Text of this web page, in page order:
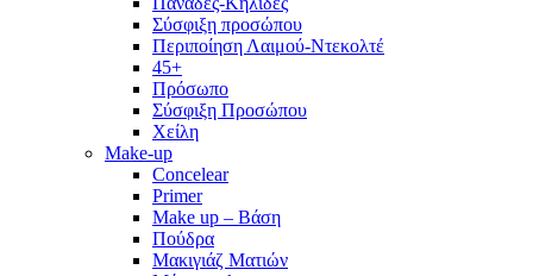
Σύσφιξη προσώπου
Περιποίηση Λαιμού-Ντεκολτέ
45+
Πρόσωπο
Σύσφιξη Προσώπου
Χείλη
Make-up
Concelear
Primer
Make up – Βάση
Πούδρα
Μακιγιάζ Ματιών